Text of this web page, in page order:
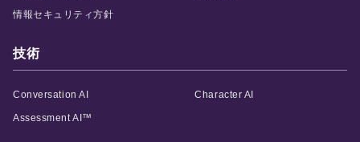
情報セキュリティ方針
技術
Conversation AI Character AI
Assessment AI™